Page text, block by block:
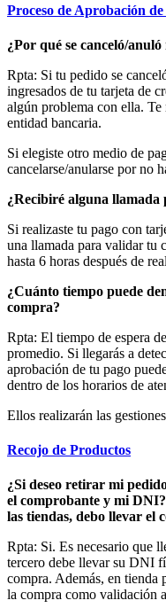
Proceso de Aprobación de
¿Por qué se canceló/
Rpta: Si tu pedido se
ingresados de tu tarjeta de
algún problema con ella. Te
entidad bancaria.
Si elegiste otro medio de
cancelarse/anularse por no
¿Recibiré alguna
Si realizaste tu pago con
una llamada para validar tu
hasta 6 horas después de
¿Cuánto tiempo puede
compra?
Rpta: El tiempo de espera
promedio. Si llegarás a
aprobación de tu pago
dentro de los horarios de
Ellos realizarán las
Recojo de Productos
¿Si deseo retirar mi
el comprobante y mi
las tiendas, debo llevar el
Rpta: Si. Es necesario que
tercero debe llevar su DNI
compra. Además, en tienda
la compra como validación